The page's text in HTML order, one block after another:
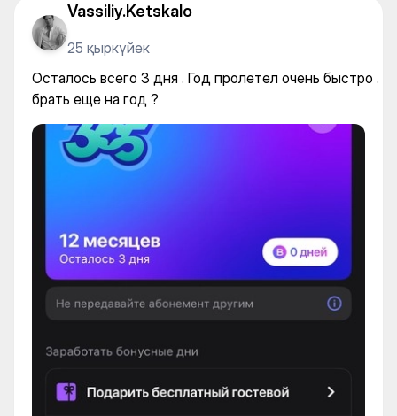
Vassiliy.Ketskalo
25 қыркүйек
Осталось всего 3 дня . Год пролетел очень быстро .
брать еще на год ?